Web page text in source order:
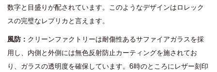
数字と目盛りが配されています。このようなデザインはロレック
スの完璧なレプリカと言えます。
風防： クリーンファクトリーは耐傷性あるサファイアガラスを採
用し、内側と外側には無色反射防止カーティングを施されてお
り、ガラスの透明度を確保しています。6時のところにレザー刻印